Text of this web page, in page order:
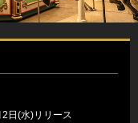
日(水)リリース